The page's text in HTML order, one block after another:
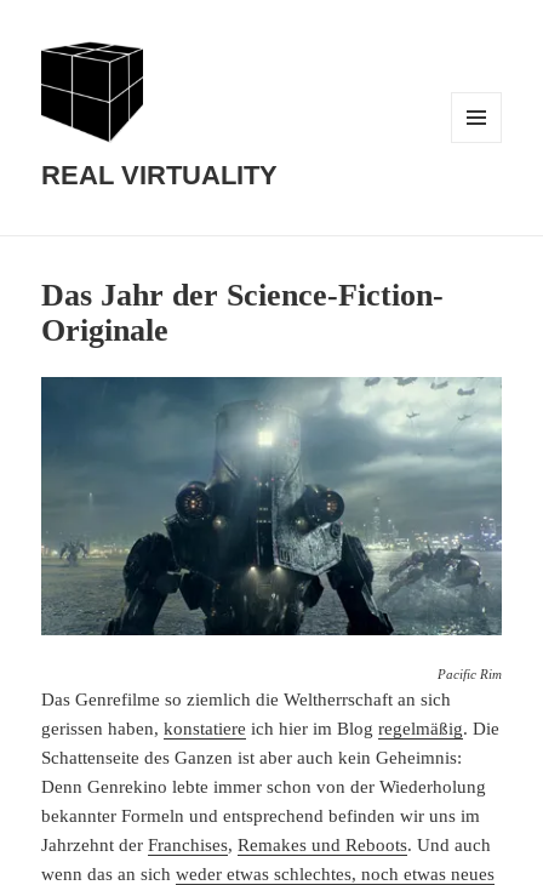
REAL VIRTUALITY
Das Jahr der Science-Fiction-
Originale
Pacific Rim
Das Genrefilme so ziemlich die Weltherrschaft an sich
gerissen haben,konstatiere ich hier im Blogregelmäßig. Die
Schattenseite des Ganzen ist aber auch kein Geheimnis:
Denn Genrekino lebte immer schon von der Wiederholung
bekannter Formeln und entsprechend befinden wir uns im
Jahrzehnt derFranchises,Remakes und Reboots. Und auch
wenn das an sichweder etwas schlechtes, noch etwas neues